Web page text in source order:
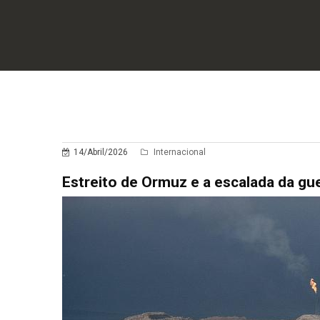
14/Abril/2026 Internacional
Estreito de Ormuz e a escalada da